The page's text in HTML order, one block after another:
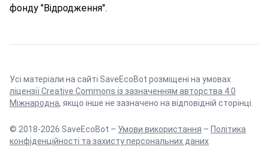
фонду "Відродження".
Усі матеріали на сайті SaveEcoBot розміщені на умовах
ліцензії Creative Commons із зазначенням авторства 4.0
Міжнародна, якщо інше не зазначено на відповідній сторінці.
© 2018-2026 SaveEcoBot – Умови використання – Політика
конфіденційності та захисту персональних даних